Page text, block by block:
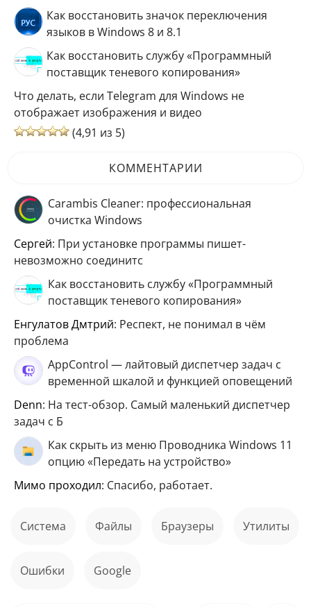
Как восстановить значок переключения
языков в Windows 8 и 8.1
Как восстановить службу «Программный
поставщик теневого копирования»
Что делать, если Telegram для Windows не
отображает изображения и видео
(4,91 из 5)
КОММЕНТАРИИ
Carambis Cleaner: профессиональная
очистка Windows
Сергей: При установке программы пишет-
невозможно соединитс
Как восстановить службу «Программный
поставщик теневого копирования»
Енгулатов Дмтрий: Респект, не понимал в чём
проблема
AppControl — лайтовый диспетчер задач с
временной шкалой и функцией оповещений
Denn: На тест-обзор. Самый маленький диспетчер
задач с Б
Как скрыть из меню Проводника Windows 11
опцию «Передать на устройство»
мимо проходил: Спасибо, работает.
Система файлы Браузеры Утилиты
ошибки Google